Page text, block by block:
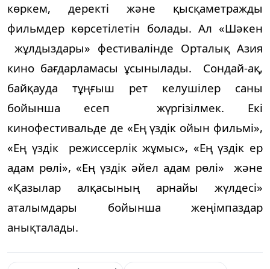
көркем, деректі және қысқаметражды
фильмдер көрсетілетін болады. Ал «Шәкен
жұлдыздары» фестивалінде Орталық Азия
кино бағдарламасы ұсынылады. Сондай-ақ,
байқауда тұңғыш рет келушілер саны
бойынша есеп жүргізілмек. Екі
кинофестивальде де «Ең үздік ойын фильмі»,
«Ең үздік режиссерлік жұмыс», «Ең үздік ер
адам рөлі», «Ең үздік әйел адам рөлі» және
«Қазылар алқасының арнайы жүлдесі»
аталымдары бойынша жеңімпаздар
анықталады.